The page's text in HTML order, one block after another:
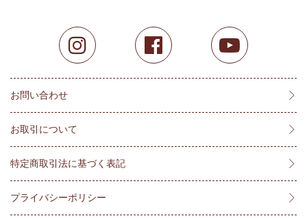
お問い合わせ
お取引について
特定商取引法に基づく表記
プライバシーポリシー